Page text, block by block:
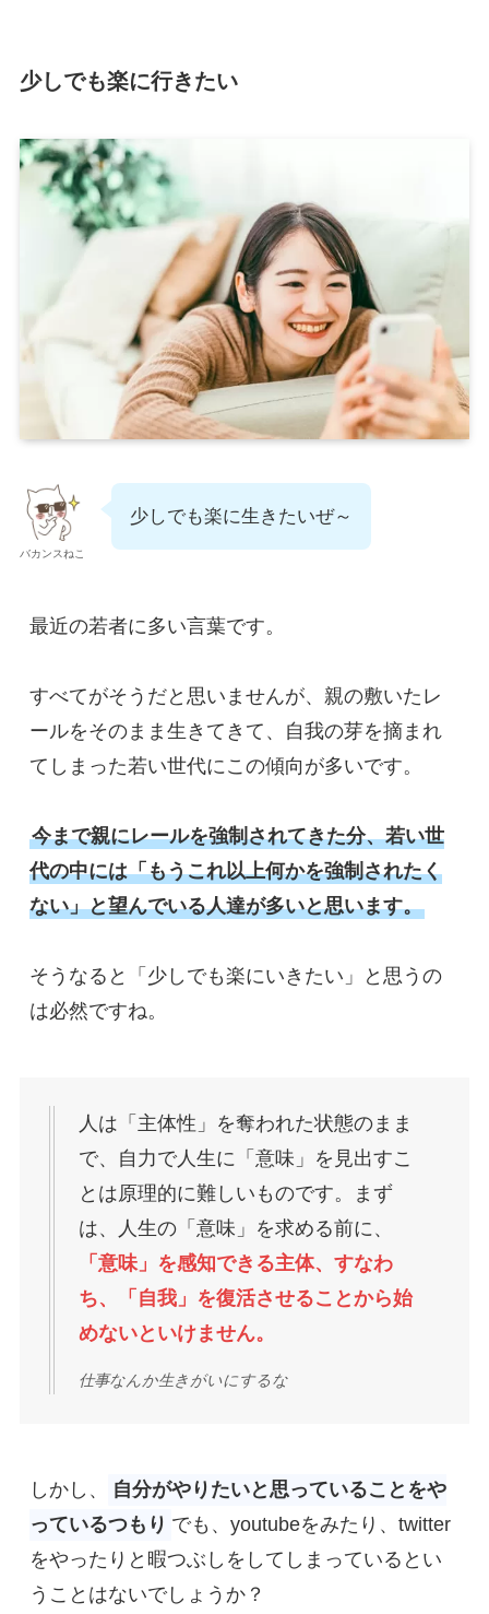
少しでも楽に行きたい
バカンスねこ
少しでも楽に生きたいぜ～
最近の若者に多い言葉です。
すべてがそうだと思いませんが、親の敷いたレ
ールをそのまま生きてきて、自我の芽を摘まれ
てしまった若い世代にこの傾向が多いです。
今まで親にレールを強制されてきた分、若い世
代の中には「もうこれ以上何かを強制されたく
ない」と望んでいる人達が多いと思います。
そうなると「少しでも楽にいきたい」と思うの
は必然ですね。
人は「主体性」を奪われた状態のまま
で、自力で人生に「意味」を見出すこ
とは原理的に難しいものです。まず
は、人生の「意味」を求める前に、
「意味」を感知できる主体、すなわ
ち、「自我」を復活させることから始
めないといけません。
仕事なんか生きがいにするな
しかし、
自分がやりたいと思っていることをや
っているつもり でも、youtubeをみたり、twitter
をやったりと暇つぶしをしてしまっているとい
うことはないでしょうか？